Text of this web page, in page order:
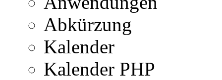
Abkürzung
Kalender
Kalender PHP